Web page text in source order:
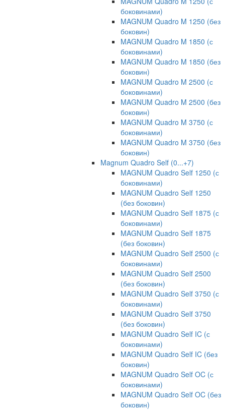
боковинами)
MAGNUM Quadro M 1250 (без
боковин)
MAGNUM Quadro M 1850 (с
боковинами)
MAGNUM Quadro M 1850 (без
боковин)
MAGNUM Quadro M 2500 (с
боковинами)
MAGNUM Quadro M 2500 (без
боковин)
MAGNUM Quadro M 3750 (с
боковинами)
MAGNUM Quadro M 3750 (без
боковин)
Magnum Quadro Self (0...+7)
MAGNUM Quadro Self 1250 (с
боковинами)
MAGNUM Quadro Self 1250
(без боковин)
MAGNUM Quadro Self 1875 (с
боковинами)
MAGNUM Quadro Self 1875
(без боковин)
MAGNUM Quadro Self 2500 (с
боковинами)
MAGNUM Quadro Self 2500
(без боковин)
MAGNUM Quadro Self 3750 (с
боковинами)
MAGNUM Quadro Self 3750
(без боковин)
MAGNUM Quadro Self IC (с
боковинами)
MAGNUM Quadro Self IC (без
боковин)
MAGNUM Quadro Self OC (с
боковинами)
MAGNUM Quadro Self OC (без
боковин)